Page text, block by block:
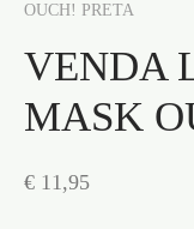
OUCH! PRETA
VENDA
MASK
€ 11,95